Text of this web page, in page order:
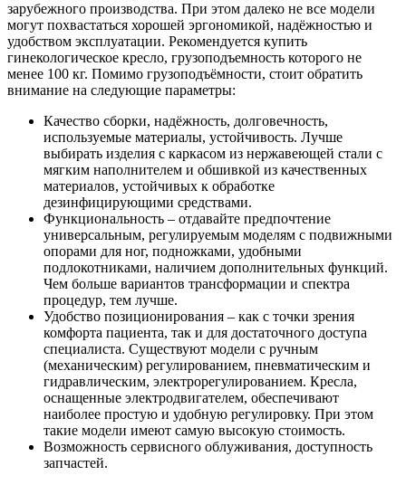
зарубежного производства. При этом далеко не все модели
могут похвастаться хорошей эргономикой, надёжностью и
удобством эксплуатации. Рекомендуется купить
гинекологическое кресло, грузоподъемность которого не
менее 100 кг. Помимо грузоподъёмности, стоит обратить
внимание на следующие параметры:
Качество сборки, надёжность, долговечность,
используемые материалы, устойчивость. Лучше
выбирать изделия с каркасом из нержавеющей стали с
мягким наполнителем и обшивкой из качественных
материалов, устойчивых к обработке
дезинфицирующими средствами.
Функциональность – отдавайте предпочтение
универсальным, регулируемым моделям с подвижными
опорами для ног, подножками, удобными
подлокотниками, наличием дополнительных функций.
Чем больше вариантов трансформации и спектра
процедур, тем лучше.
Удобство позиционирования – как с точки зрения
комфорта пациента, так и для достаточного доступа
специалиста. Существуют модели с ручным
(механическим) регулированием, пневматическим и
гидравлическим, электрорегулированием. Кресла,
оснащенные электродвигателем, обеспечивают
наиболее простую и удобную регулировку. При этом
такие модели имеют самую высокую стоимость.
Возможность сервисного облуживания, доступность
запчастей.